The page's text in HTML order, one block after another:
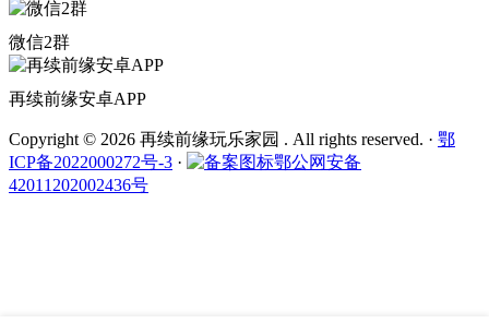
微信2群
再续前缘安卓APP
Copyright © 2026 再续前缘玩乐家园 . All rights reserved. · 鄂
ICP备2022000272号-3 ·
鄂公网安备
42011202002436号